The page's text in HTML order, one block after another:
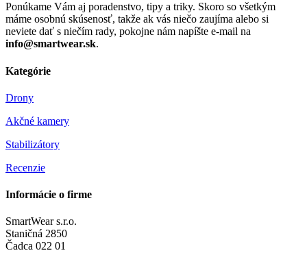
Ponúkame Vám aj poradenstvo, tipy a triky. Skoro so všetkým
máme osobnú skúsenosť, takže ak vás niečo zaujíma alebo si
neviete dať s niečím rady, pokojne nám napíšte e-mail na
info@smartwear.sk.
Kategórie
Drony
Akčné kamery
Stabilizátory
Recenzie
Informácie o firme
SmartWear s.r.o.
Staničná 2850
Čadca 022 01